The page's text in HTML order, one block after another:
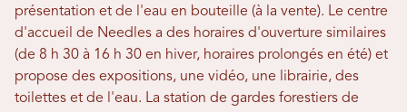
présentation et de l'eau en bouteille (à la vente). Le centre
d'accueil de Needles a des horaires d'ouverture similaires
(de 8 h 30 à 16 h 30 en hiver, horaires prolongés en été) et
propose des expositions, une vidéo, une librairie, des
toilettes et de l'eau. La station de gardes forestiers de